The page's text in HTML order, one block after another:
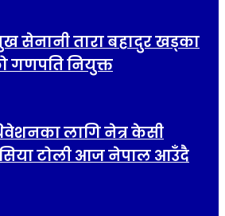
सेनानी तारा बहादुर खड्का
गणपति नियुक्त
लागि नेत्र केसी
टोली आज नेपाल आउँदै